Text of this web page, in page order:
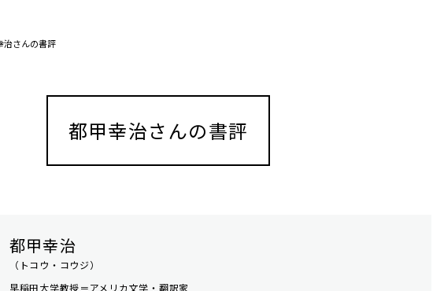
治さんの書評
都甲幸治さんの書評
都甲幸治
（トコウ・コウジ）
早稲田大学教授＝アメリカ文学・翻訳家